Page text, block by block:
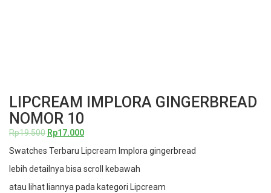
LIPCREAM IMPLORA GINGERBREAD
NOMOR 10
Rp19.500 Harga
adalah:
Rp19.500.
Rp17.000Harga
ini
adalah:
Swatches Terbaru Lipcream Implora gingerbread
lebih detailnya bisa scroll kebawah
atau lihat liannya pada kategori Lipcream